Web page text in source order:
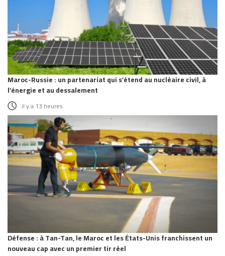
Maroc-Russie : un partenariat qui s’étend au nucléaire civil, à
l’énergie et au dessalement
il y a 13 heures
Défense : à Tan-Tan, le Maroc et les États-Unis franchissent un
nouveau cap avec un premier tir réel